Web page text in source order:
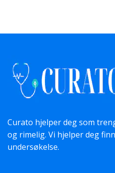
Curato hjelper deg som
og rimelig. Vi hjelper deg
undersøkelse.